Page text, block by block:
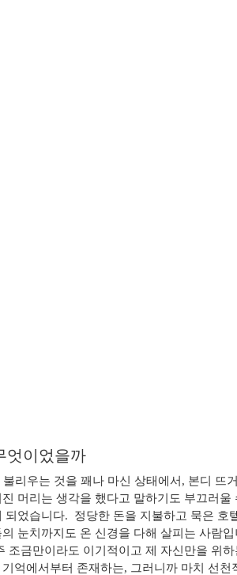
엇이었을까
리우는 것을 꽤나 마신 상태에서, 본디
머리는 생각을 했다고 말하기도 부끄러
었습니다. ​ 정당한 돈을 지불하고 묵은
눈치까지도 온 신경을 다해 살피는 사람
조금만이라도 이기적이고 제 자신만을 위
억에서부터 존재하는, 그러니까 마치 선